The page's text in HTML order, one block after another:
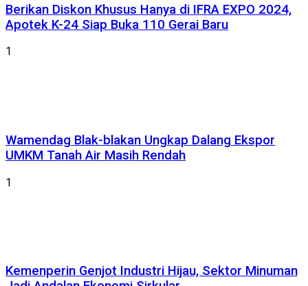
Berikan Diskon Khusus Hanya di IFRA EXPO 2024,
Apotek K-24 Siap Buka 110 Gerai Baru
1
Wamendag Blak-blakan Ungkap Dalang Ekspor
UMKM Tanah Air Masih Rendah
1
Kemenperin Genjot Industri Hijau, Sektor Minuman